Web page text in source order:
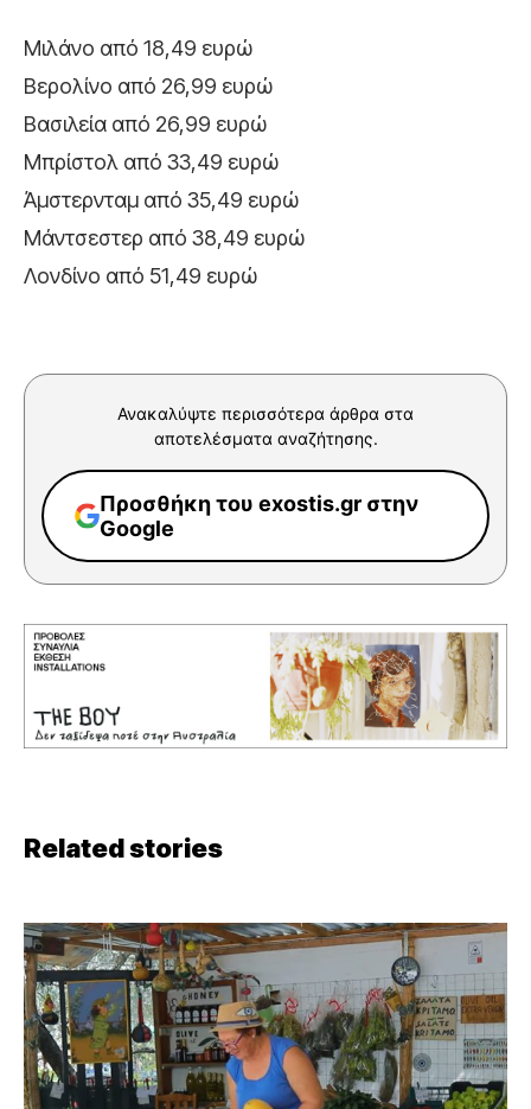
Μιλάνο από 18,49 ευρώ
Βερολίνο από 26,99 ευρώ
Βασιλεία από 26,99 ευρώ
Μπρίστολ από 33,49 ευρώ
Άμστερνταμ από 35,49 ευρώ
Μάντσεστερ από 38,49 ευρώ
Λονδίνο από 51,49 ευρώ
Ανακαλύψτε περισσότερα άρθρα στα
αποτελέσματα αναζήτησης.
Προσθήκη του exostis.gr στην
Google
Related stories